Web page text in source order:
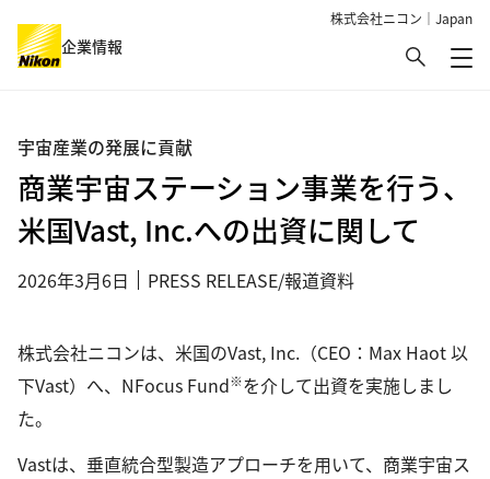
株式会社ニコン｜Japan
企業情報 検索
メ
商業宇宙ステーション事業を行う、
米国Vast, Inc.への出資に関して
宇宙産業の発展に貢献
2026年3月6日 PRESS RELEASE/報道資料
株式会社ニコンは、米国のVast, Inc.（CEO：Max Haot 以
下Vast）へ、NFocus Fund※を介して出資を実施しまし
た。
Vastは、垂直統合型製造アプローチを用いて、商業宇宙ス